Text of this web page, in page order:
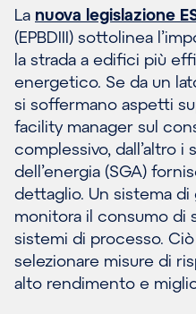
La nuova legislazione
(EPBDIII) sottolinea
la strada a edifici più
energetico. Se da un
si soffermano aspetti
facility manager sul
complessivo, dall’altro
dell’energia (SGA)
dettaglio. Un sistema di
monitora il consumo di
sistemi di processo.
selezionare misure di
alto rendimento e